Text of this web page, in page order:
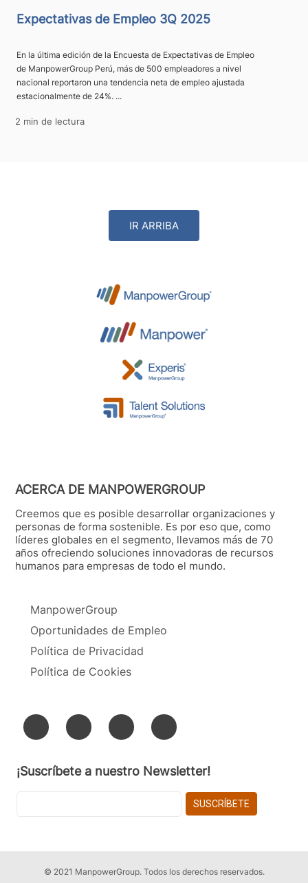
Expectativas de Empleo 3Q 2025
En la última edición de la Encuesta de Expectativas de Empleo
de ManpowerGroup Perú, más de 500 empleadores a nivel
nacional reportaron una tendencia neta de empleo ajustada
estacionalmente de 24%. ...
2 min de lectura
IR ARRIBA
ACERCA DE MANPOWERGROUP
Creemos que es posible desarrollar organizaciones y
personas de forma sostenible. Es por eso que, como
líderes globales en el segmento, llevamos más de 70
años ofreciendo soluciones innovadoras de recursos
humanos para empresas de todo el mundo.
ManpowerGroup
Oportunidades de Empleo
Política de Privacidad
Política de Cookies
¡Suscríbete a nuestro Newsletter!
© 2021 ManpowerGroup. Todos los derechos reservados.